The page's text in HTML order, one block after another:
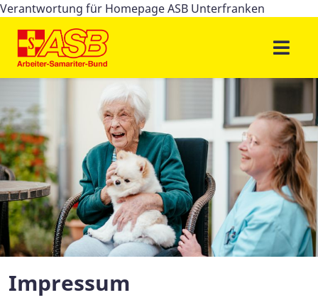
Verantwortung für Homepage ASB Unterfranken
Impressum